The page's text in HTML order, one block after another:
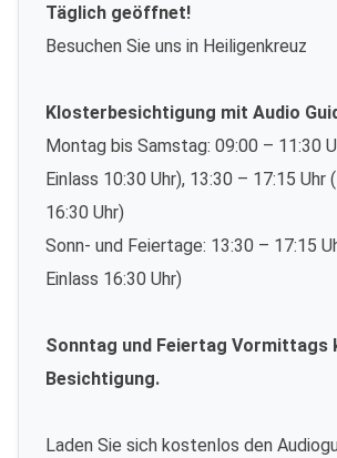
Täglich geöffnet!
Besuchen Sie uns in Heiligenkreuz
Klosterbesichtigung mit Audio
Montag bis Samstag: 09:00 – 11:30
Einlass 10:30 Uhr), 13:30 – 17:15
16:30 Uhr)
Sonn- und Feiertage: 13:30 – 17:15
Einlass 16:30 Uhr)
Sonntag und Feiertag Vormittags
Besichtigung.
Laden Sie sich kostenlos den